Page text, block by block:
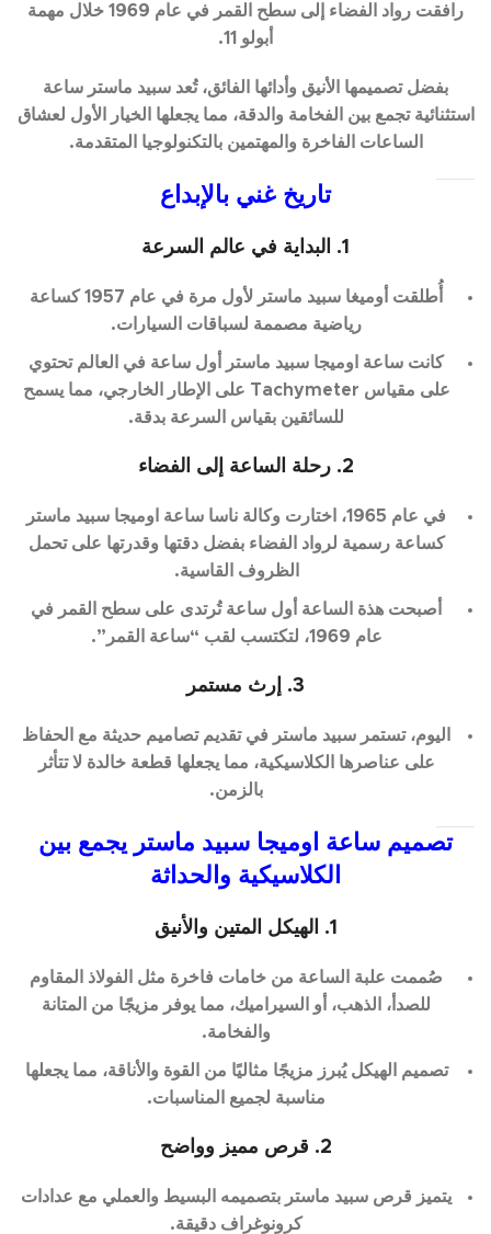
رافقت رواد الفضاء إلى سطح القمر في عام 1969 خلال مهمة
أبولو 11.
بفضل تصميمها الأنيق وأدائها الفائق، تُعد سبيد ماستر ساعة
استثنائية تجمع بين الفخامة والدقة، مما يجعلها الخيار الأول لعشاق
الساعات الفاخرة والمهتمين بالتكنولوجيا المتقدمة.
تاريخ غني بالإبداع
1. البداية في عالم السرعة
أُطلقت أوميغا سبيد ماستر لأول مرة في عام 1957 كساعة
رياضية مصممة لسباقات السيارات.
كانت ساعة اوميجا سبيد ماستر أول ساعة في العالم تحتوي
على مقياس Tachymeter على الإطار الخارجي، مما يسمح
للسائقين بقياس السرعة بدقة.
2. رحلة الساعة إلى الفضاء
في عام 1965، اختارت وكالة ناسا ساعة اوميجا سبيد ماستر
كساعة رسمية لرواد الفضاء بفضل دقتها وقدرتها على تحمل
الظروف القاسية.
أصبحت هذة الساعة أول ساعة تُرتدى على سطح القمر في
عام 1969، لتكتسب لقب “ساعة القمر”.
3. إرث مستمر
اليوم، تستمر سبيد ماستر في تقديم تصاميم حديثة مع الحفاظ
على عناصرها الكلاسيكية، مما يجعلها قطعة خالدة لا تتأثر
بالزمن.
تصميم ساعة اوميجا سبيد ماستر يجمع بين
الكلاسيكية والحداثة
1. الهيكل المتين والأنيق
صُممت علبة الساعة من خامات فاخرة مثل الفولاذ المقاوم
للصدأ، الذهب، أو السيراميك، مما يوفر مزيجًا من المتانة
والفخامة.
تصميم الهيكل يُبرز مزيجًا مثاليًا من القوة والأناقة، مما يجعلها
مناسبة لجميع المناسبات.
2. قرص مميز وواضح
يتميز قرص سبيد ماستر بتصميمه البسيط والعملي مع عدادات
كرونوغراف دقيقة.